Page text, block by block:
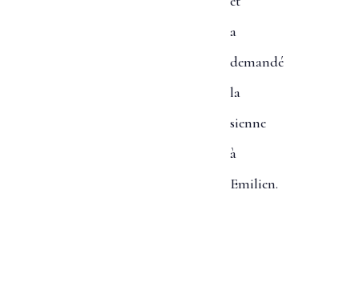
a
demandé
la
sienne
à
Emilien.